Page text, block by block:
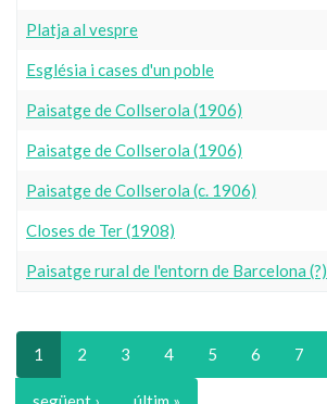
Platja al vespre
Església i cases d'un poble
Paisatge de Collserola (1906)
Paisatge de Collserola (1906)
Paisatge de Collserola (c. 1906)
Closes de Ter (1908)
Paisatge rural de l'entorn de Barcelona (?)
1 2 3 4 5 6 7